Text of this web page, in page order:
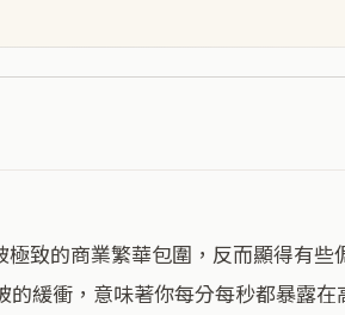
緩衝，意味著你每分每秒都暴露